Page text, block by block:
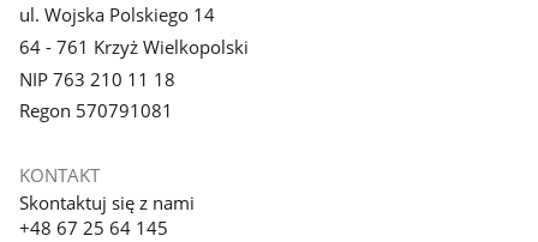
ul. Wojska Polskiego 14
64 - 761 Krzyż Wielkopolski
NIP 763 210 11 18
Regon 570791081
KONTAKT
Skontaktuj się z nami
+48 67 25 64 145